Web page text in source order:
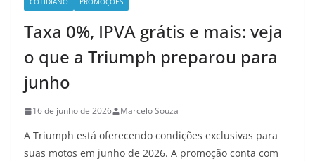
Taxa 0%, IPVA grátis e mais: veja
o que a Triumph preparou para
junho
16 de junho de 2026 Marcelo Souza
A Triumph está oferecendo condições exclusivas para
suas motos em junho de 2026. A promoção conta com